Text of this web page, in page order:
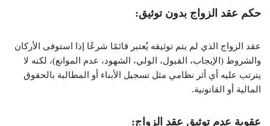
حكم عقد الزواج بدون توثيق:
عقد الزواج الذي لم يتم توثيقه يُعتبر قائمًا شرعًا إذا استوفى الأركان
والشروط (الإيجاب، القبول، الولي، الشهود، عدم الموانع)، لكنه لا
يترتب عليه أي أثر نظامي مثل تسجيل الأبناء أو المطالبة بالحقوق
المالية أو القانونية.
عقوبة عدم توثيق عقد الزواج: